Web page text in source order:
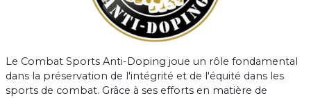
Le Combat Sports Anti-Doping joue un rôle fondamental
dans la préservation de l'intégrité et de l'équité dans les
sports de combat. Grâce à ses efforts en matière de